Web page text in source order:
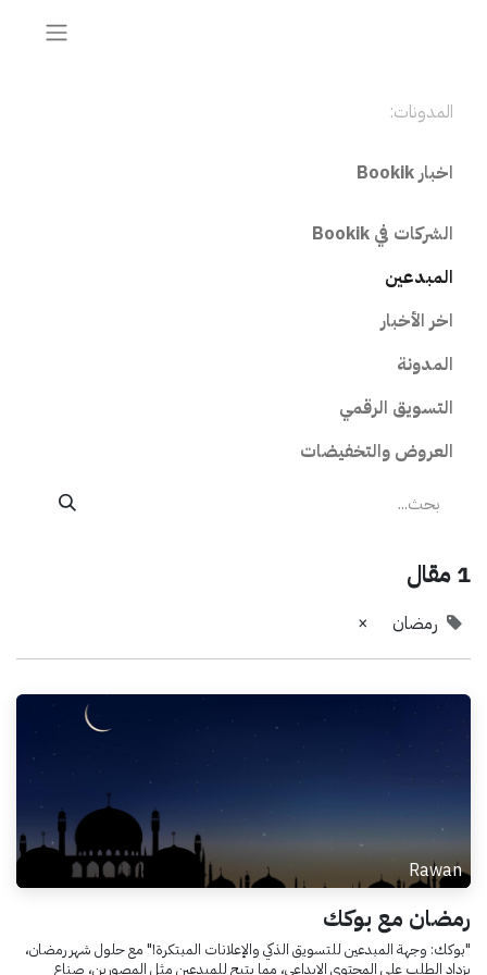
المدونات:
اخبار Bookik
الشركات في Bookik
المبدعين
اخر الأخبار
المدونة
التسويق الرقمي
العروض والتخفيضات
1 مقال
رمضان ×
Rawan
رمضان مع بوكك
"بوكك: وجهة المبدعين للتسويق الذكي والإعلانات المبتكرة!" مع حلول شهر رمضان،
يزداد الطلب على المحتوى الإبداعي، مما يتيح للمبدعين مثل المصورين، صناع